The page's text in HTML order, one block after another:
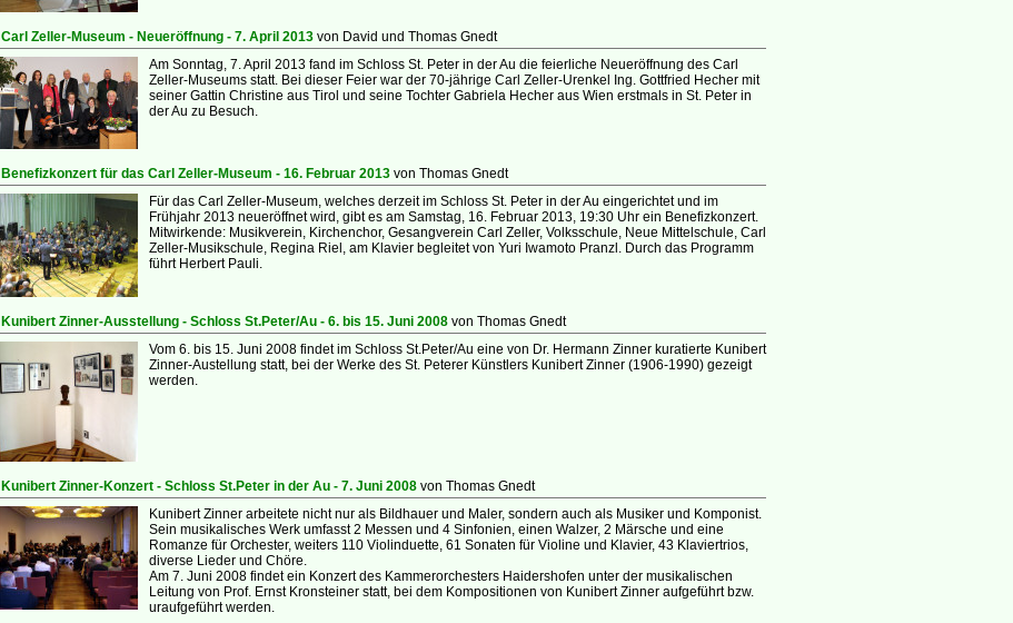
Carl Zeller-Museum - Neueröffnung - 7. April 2013 von David und Thomas Gnedt
Am Sonntag, 7. April 2013 fand im Schloss St. Peter in der Au die feierliche Neueröffnung des Carl
Zeller-Museums statt. Bei dieser Feier war der 70-jährige Carl Zeller-Urenkel Ing. Gottfried Hecher mit
seiner Gattin Christine aus Tirol und seine Tochter Gabriela Hecher aus Wien erstmals in St. Peter in
der Au zu Besuch.
Benefizkonzert für das Carl Zeller-Museum - 16. Februar 2013 von Thomas Gnedt
Für das Carl Zeller-Museum, welches derzeit im Schloss St. Peter in der Au eingerichtet und im
Frühjahr 2013 neueröffnet wird, gibt es am Samstag, 16. Februar 2013, 19:30 Uhr ein Benefizkonzert.
Mitwirkende: Musikverein, Kirchenchor, Gesangverein Carl Zeller, Volksschule, Neue Mittelschule, Carl
Zeller-Musikschule, Regina Riel, am Klavier begleitet von Yuri Iwamoto Pranzl. Durch das Programm
führt Herbert Pauli.
Kunibert Zinner-Ausstellung - Schloss St.Peter/Au - 6. bis 15. Juni 2008 von Thomas Gnedt
Vom 6. bis 15. Juni 2008 findet im Schloss St.Peter/Au eine von Dr. Hermann Zinner kuratierte Kunibert
Zinner-Austellung statt, bei der Werke des St. Peterer Künstlers Kunibert Zinner (1906-1990) gezeigt
werden.
Kunibert Zinner-Konzert - Schloss St.Peter in der Au - 7. Juni 2008 von Thomas Gnedt
Kunibert Zinner arbeitete nicht nur als Bildhauer und Maler, sondern auch als Musiker und Komponist.
Sein musikalisches Werk umfasst 2 Messen und 4 Sinfonien, einen Walzer, 2 Märsche und eine
Romanze für Orchester, weiters 110 Violinduette, 61 Sonaten für Violine und Klavier, 43 Klaviertrios,
diverse Lieder und Chöre.
Am 7. Juni 2008 findet ein Konzert des Kammerorchesters Haidershofen unter der musikalischen
Leitung von Prof. Ernst Kronsteiner statt, bei dem Kompositionen von Kunibert Zinner aufgeführt bzw.
uraufgeführt werden.